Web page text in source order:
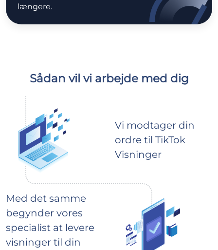
længere.
Sådan vil vi arbejde med dig
Vi modtager din
ordre til TikTok
Visninger
Med det samme
begynder vores
specialist at levere
visninger til din